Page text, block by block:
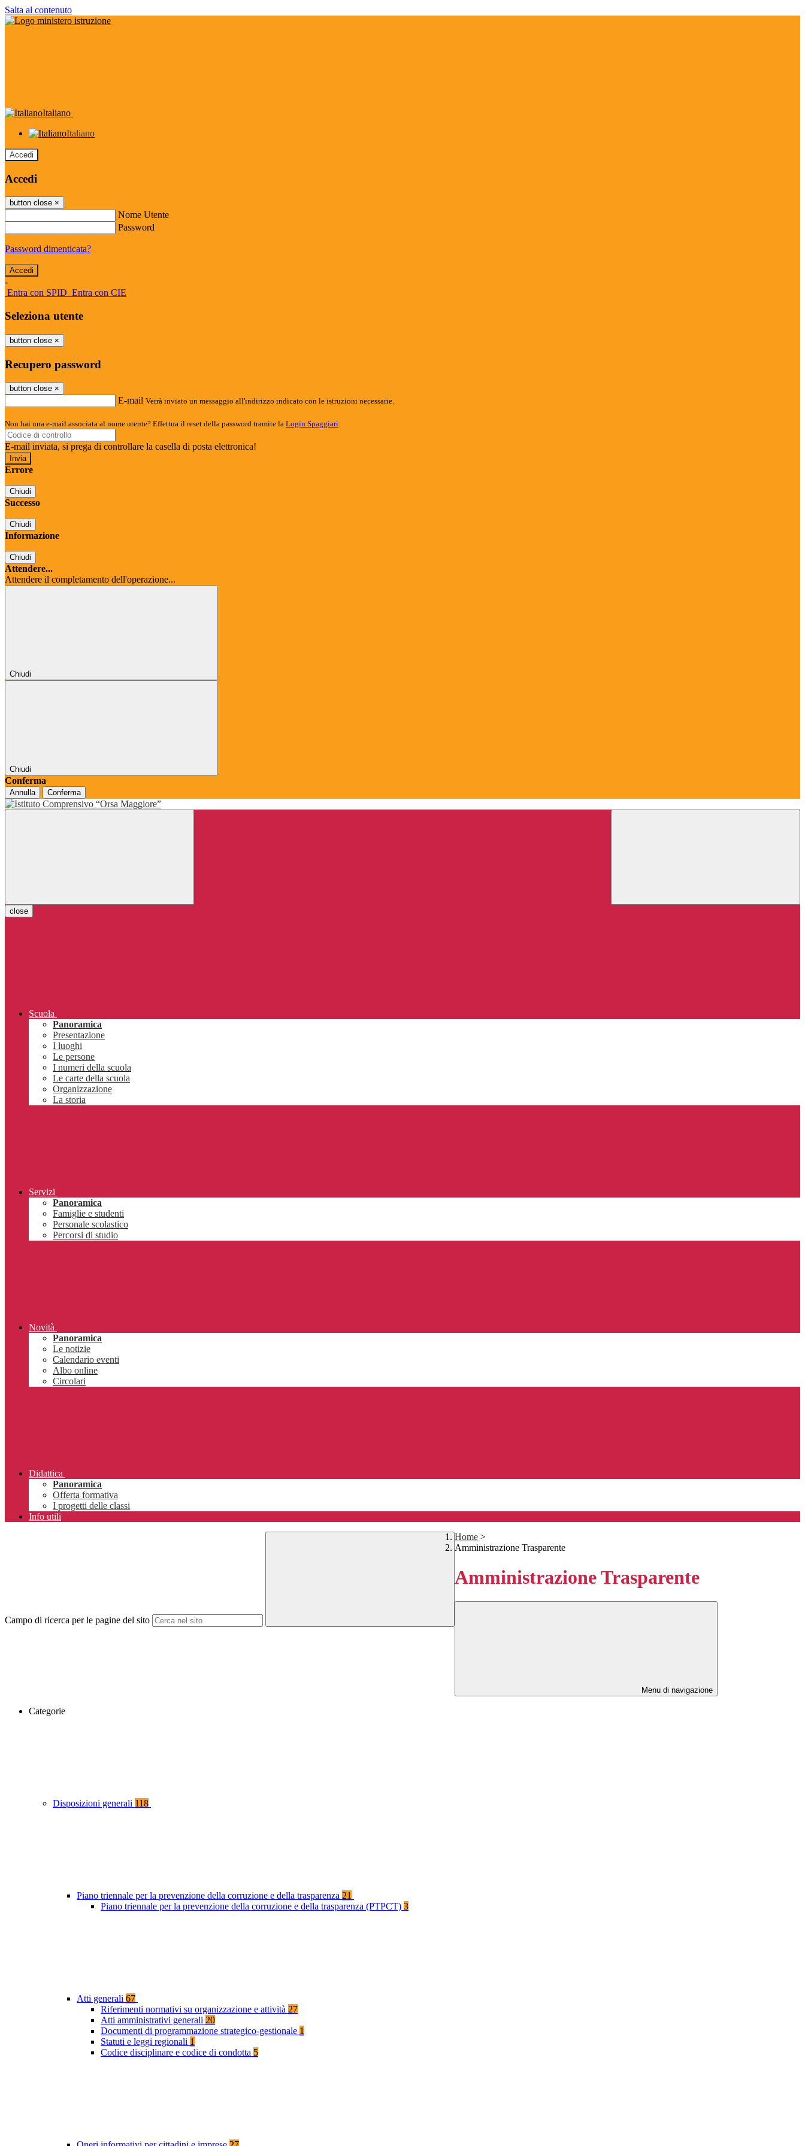
Salta al contenuto
Italiano
Italiano
Accedi
Accedi
button close ×
Nome Utente
Password
Password dimenticata?
-
Entra con SPID Entra con CIE
Seleziona utente
button close ×
Recupero password
button close ×
E-mail Verrà inviato un messaggio all'indirizzo indicato con le istruzioni necessarie.
Non hai una e-mail associata al nome utente? Effettua il reset della password tramite la Login Spaggiari
E-mail inviata, si prega di controllare la casella di posta elettronica!
Errore
Chiudi
Successo
Chiudi
Informazione
Chiudi
Attendere...
Attendere il completamento dell'operazione...
Chiudi
Chiudi
Conferma
Annulla Conferma
close
Scuola
Panoramica
Presentazione
I luoghi
Le persone
I numeri della scuola
Le carte della scuola
Organizzazione
La storia
Servizi
Panoramica
Famiglie e studenti
Personale scolastico
Percorsi di studio
Novità
Panoramica
Le notizie
Calendario eventi
Albo online
Circolari
Didattica
Panoramica
Offerta formativa
I progetti delle classi
Info utili
Campo di ricerca per le pagine del sito
Home >
Amministrazione Trasparente
Amministrazione Trasparente
Menu di navigazione
Categorie
Disposizioni generali 118
Piano triennale per la prevenzione della corruzione e della trasparenza 21
Piano triennale per la prevenzione della corruzione e della trasparenza (PTPCT) 3
Atti generali 67
Riferimenti normativi su organizzazione e attività 27
Atti amministrativi generali 20
Documenti di programmazione strategico-gestionale 1
Statuti e leggi regionali 1
Codice disciplinare e codice di condotta 5